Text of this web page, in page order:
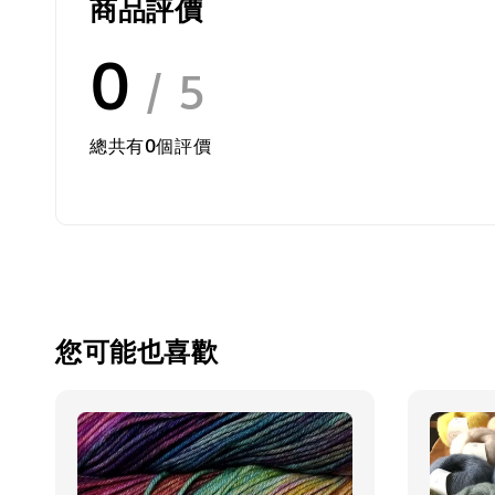
商品評價
0 / 5
總共有0個評價
您可能也喜歡